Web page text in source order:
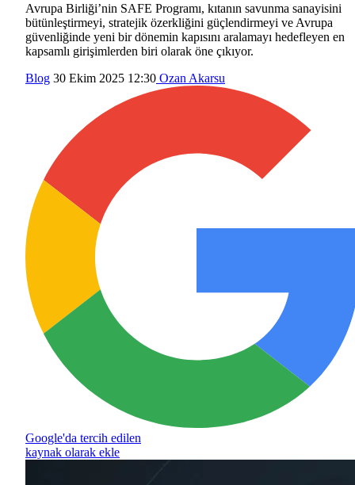
Avrupa Birliği’nin SAFE Programı, kıtanın savunma sanayisini
bütünleştirmeyi, stratejik özerkliğini güçlendirmeyi ve Avrupa
güvenliğinde yeni bir dönemin kapısını aralamayı hedefleyen en
kapsamlı girişimlerden biri olarak öne çıkıyor.
Blog 30 Ekim 2025 12:30 Ozan Akarsu
Google'da tercih edilen
kaynak olarak ekle